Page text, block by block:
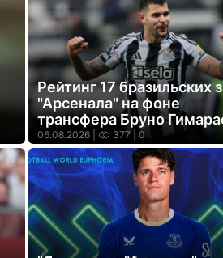
Рейтинг 17 бразильских
"Арсенала" на фоне
трансфера Бруно
06.08.2026 | 377 | 0